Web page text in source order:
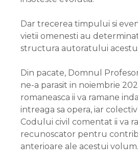
Dar trecerea timpului si
vietii omenesti au
structura autoratului
Din pacate, Domnul
ne-a parasit in noiembrie
romaneasca ii va ramane
intreaga sa opera, iar
Codului civil comentat ii va
recunoscator pentru
anterioare ale acestui volum.